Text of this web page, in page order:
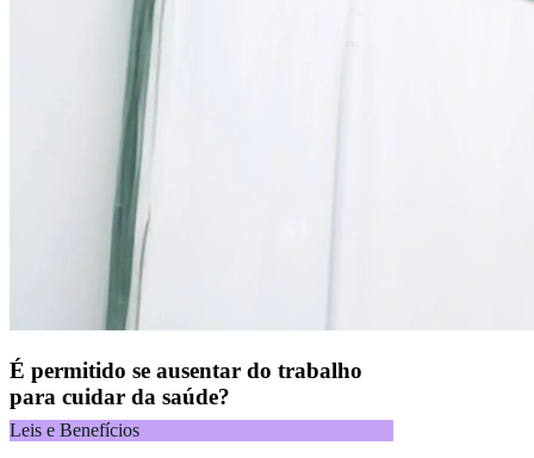
É permitido se ausentar do trabalho
para cuidar da saúde?
Leis e Benefícios